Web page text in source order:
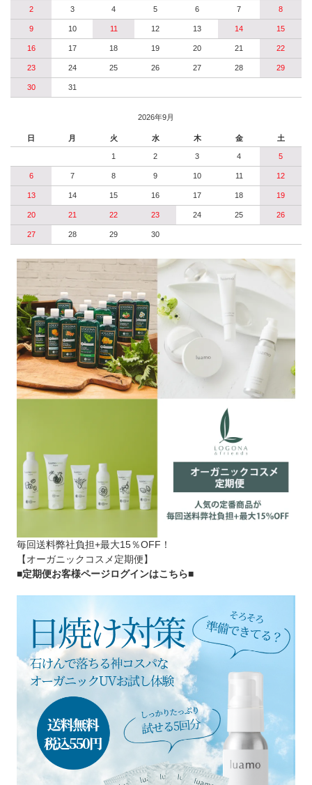
2 3 4 5 6 7 8
9 10 11 12 13 14 15
16 17 18 19 20 21 22
23 24 25 26 27 28 29
30 31
2026年9月
日 月 火 水 木 金 土
1 2 3 4 5
6 7 8 9 10 11 12
13 14 15 16 17 18 19
20 21 22 23 24 25 26
27 28 29 30
毎回送料弊社負担+最大15％OFF！
【オーガニックコスメ定期便】
■定期便お客様ページログインはこちら■